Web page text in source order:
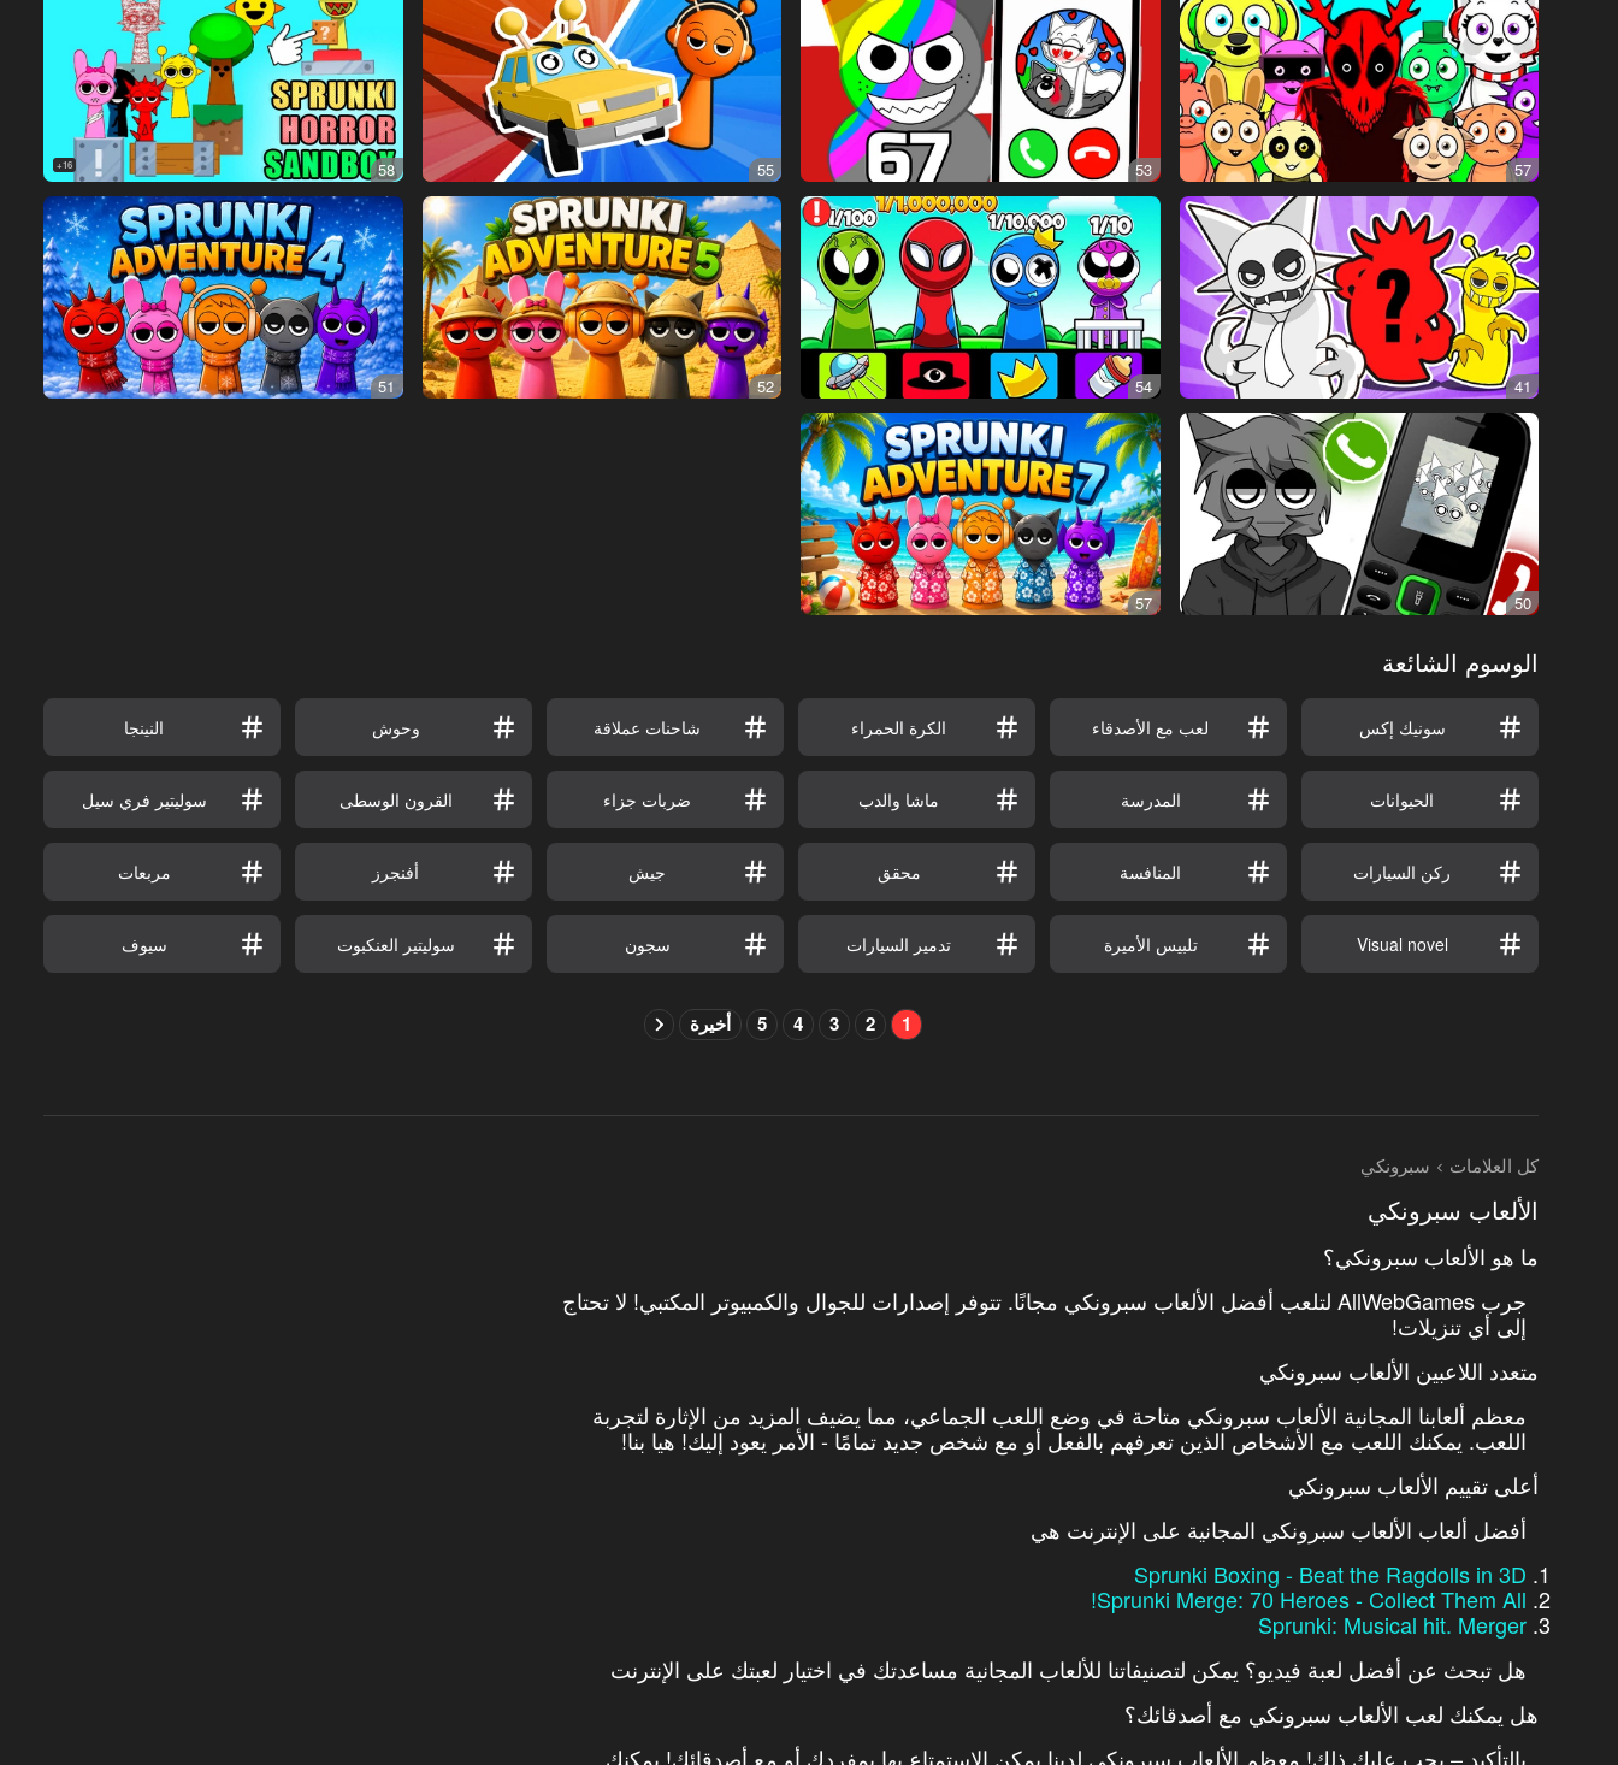
57
53
55
58
16+
41
54
52
51
50
57
الوسوم الشائعة
سونيك إكس لعب مع الأصدقاء الكرة الحمراء شاحنات عملاقة وحوش النينجا
الحيوانات المدرسة ماشا والدب ضربات جزاء القرون الوسطى سوليتير فري سيل
ركن السيارات المنافسة محقق جيش أفنجرز مربعات
Visual novel تلبيس الأميرة تدمير السيارات سجون سوليتير العنكبوت سيوف
1
2
3
4
5 أخيرة
كل العلامات سبرونكي
الألعاب سبرونكي
ما هو الألعاب سبرونكي؟
جرب AllWebGames لتلعب أفضل الألعاب سبرونكي مجانًا. تتوفر إصدارات للجوال والكمبيوتر المكتبي! لا تحتاج
إلى أي تنزيلات!
متعدد اللاعبين الألعاب سبرونكي
معظم ألعابنا المجانية الألعاب سبرونكي متاحة في وضع اللعب الجماعي، مما يضيف المزيد من الإثارة لتجربة
اللعب. يمكنك اللعب مع الأشخاص الذين تعرفهم بالفعل أو مع شخص جديد تمامًا - الأمر يعود إليك! هيا بنا!
أعلى تقييم الألعاب سبرونكي
أفضل ألعاب الألعاب سبرونكي المجانية على الإنترنت هي
Sprunki Boxing - Beat the Ragdolls in 3D
Sprunki Merge: 70 Heroes - Collect Them All!
Sprunki: Musical hit. Merger
هل تبحث عن أفضل لعبة فيديو؟ يمكن لتصنيفاتنا للألعاب المجانية مساعدتك في اختيار لعبتك على الإنترنت
هل يمكنك لعب الألعاب سبرونكي مع أصدقائك؟
بالتأكيد – يجب عليك ذلك! معظم الألعاب سبرونكي لدينا يمكن الاستمتاع بها بمفردك أو مع أصدقائك! يمكنك